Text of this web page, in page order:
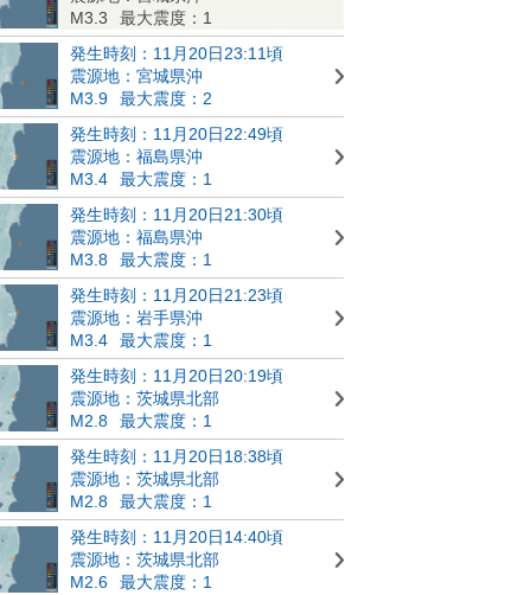
M3.3
最大震度：1
発生時刻：11月20日23:11頃
震源地：宮城県沖
M3.9
最大震度：2
発生時刻：11月20日22:49頃
震源地：福島県沖
M3.4
最大震度：1
発生時刻：11月20日21:30頃
震源地：福島県沖
M3.8
最大震度：1
発生時刻：11月20日21:23頃
震源地：岩手県沖
M3.4
最大震度：1
発生時刻：11月20日20:19頃
震源地：茨城県北部
M2.8
最大震度：1
発生時刻：11月20日18:38頃
震源地：茨城県北部
M2.8
最大震度：1
発生時刻：11月20日14:40頃
震源地：茨城県北部
M2.6
最大震度：1